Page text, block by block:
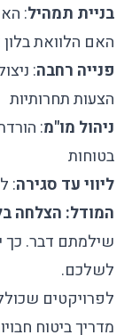
בניית תמהיל:
האם הלוואת בלון
פנייה רחבה:
הצעות תחרותיות
ניהול מו"מ:
בטוחות
ליווי עד סגירה:
המודל: הצלחה
שילמתם דבר. כך
לשלכם.
לפרויקטים
מדריךביטוח